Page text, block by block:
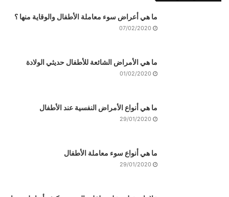
ما هي أعراض سوء معاملة الأطفال والوقاية منها ؟
07/02/2020
ما هي الأمراض الشائعة للأطفال حديثي الولادة
01/02/2020
ما هي أنواع الأمراض النفسية عند الأطفال
29/01/2020
ما هي أنواع سوء معاملة الأطفال
29/01/2020